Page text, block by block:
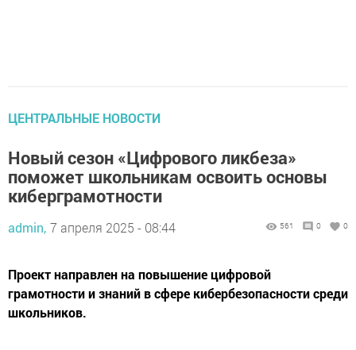
ЦЕНТРАЛЬНЫЕ НОВОСТИ
Новый сезон «Цифрового ликбеза»
поможет школьникам освоить основы
киберграмотности
admin, 7 апреля 2025 - 08:44 561 0 0
Проект направлен на повышение цифровой
грамотности и знаний в сфере кибербезопасности среди
школьников.